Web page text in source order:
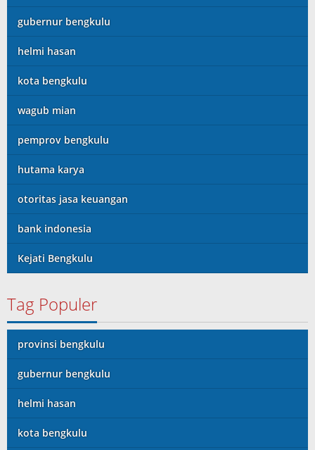
gubernur bengkulu
helmi hasan
kota bengkulu
wagub mian
pemprov bengkulu
hutama karya
otoritas jasa keuangan
bank indonesia
Kejati Bengkulu
Tag Populer
provinsi bengkulu
gubernur bengkulu
helmi hasan
kota bengkulu